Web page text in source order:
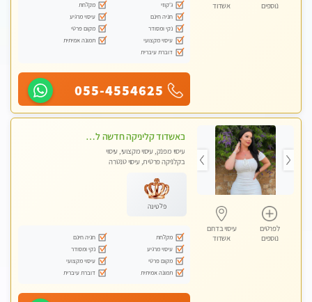
נוספים
אשדוד
ג'קוזי
מקלחת
חניה חינם
עיסוי מרגיע
נקי ומסודר
מקום פרטי
עיסוי מקצועי
תמונה אמיתית
דוברת עיברית
055-4554625
לפרטים
נוספים
עיסוי בדרום
אשדוד
באשדוד קליניקה חדשה לעיסוי מקצועי ומרגיע
עיסוי מפנק, עיסוי מקצועי, עיסוי
בקלניקה פרטית, עיסוי טנטרה
פלטינה
מקלחת
חניה חינם
עיסוי מרגיע
נקי ומסודר
מקום פרטי
עיסוי מקצועי
תמונה אמיתית
דוברת עיברית